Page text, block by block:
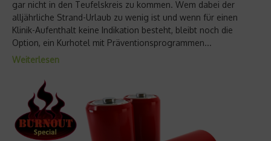
gar nicht in den Teufelskreis zu kommen. Wem dabei der
alljährliche Strand-Urlaub zu wenig ist und wenn für einen
Klinik-Aufenthalt keine Indikation besteht, bleibt noch die
Option, ein Kurhotel mit Präventionsprogrammen...
Weiterlesen